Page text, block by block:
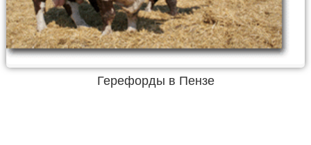
Герефорды в Пензе